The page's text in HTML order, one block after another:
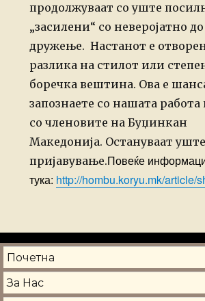
продолжуваат со уште
„засилени“ со неверојатно
дружење. Настанот е
разлика на стилот или
боречка вештина. Ова е
запознаете со нашата
со членовите на Буџинкан
Македонија. Остануваат
пријавување.Повеќе
тука: http://hombu.koryu.mk/article/
Почетна
За Нас